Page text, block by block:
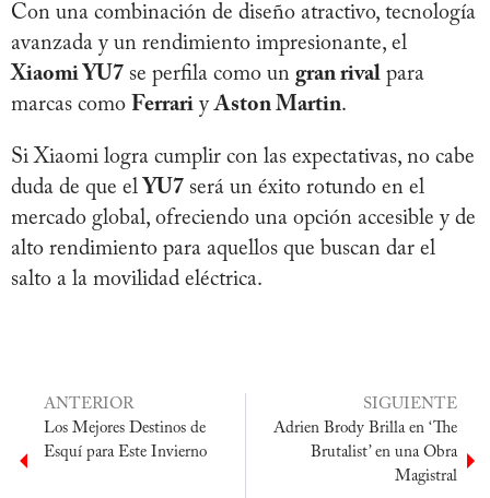
Con una combinación de diseño atractivo, tecnología
avanzada y un rendimiento impresionante, el
Xiaomi YU7 se perfila como un gran rival para
marcas como Ferrari yAston Martin.
Si Xiaomi logra cumplir con las expectativas, no cabe
duda de que el YU7 será un éxito rotundo en el
mercado global, ofreciendo una opción accesible y de
alto rendimiento para aquellos que buscan dar el
salto a la movilidad eléctrica.
ANTERIOR
Los Mejores Destinos de
Esquí para Este Invierno
SIGUIENTE
Adrien Brody Brilla en ‘The
Brutalist’ en una Obra
Magistral